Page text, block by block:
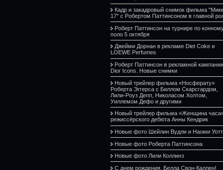
Кадр и закадровый снимок фильма
17" с Робертом Паттинсоном в главной
Роберт Паттинсон на турнире по
поло 5 октября
Джейми Дорнан в рекламе Diet Coke и
LOEWE Perfumes
Роберт Паттинсон в рекламной кампании
Dior Icons. Новые снимки
Новый трейлер фильма «Носферату»
Роберта Эггерса с Биллом Скарсгардом,
Лили-Роуз Депп, Николасом Холтом,
Уиллемом Дефо и другими
Новый трейлер фильма «Женщина
режиссёрского дебюта Анны Кендрик
Новые фото Шейлин Вудли и Наоми
Новые фото Роберта Паттинсона
Новые фото Лили Коллинз
С днем рождения, Белла Свон-Каллен!